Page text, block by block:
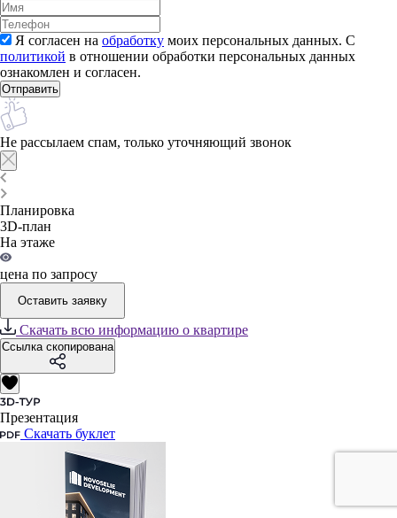
Я согласен на обработку моих персональных данных. С
политикой в отношении обработки персональных данных
ознакомлен и согласен.
Не рассылаем спам, только уточняющий звонок
Планировка
3D-план
На этаже
цена по запросу
Оставить заявку
Скачать всю информацию о квартире
Ссылка скопирована
Презентация
Скачать буклет